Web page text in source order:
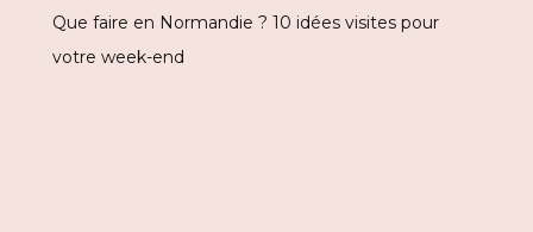
Que faire en Normandie ? 10 idées visites pour
votre week-end